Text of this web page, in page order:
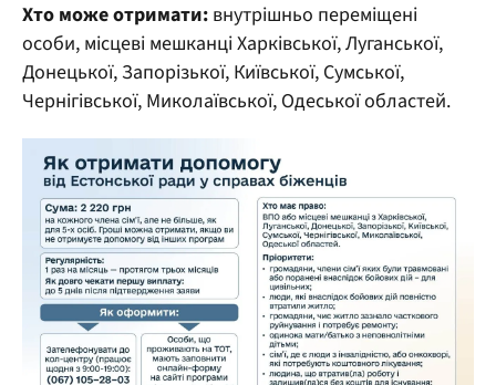
Хто може отримати: внутрішньо переміщені
особи, місцеві мешканці Харківської, Луганської,
Донецької, Запорізької, Київської, Сумської,
Чернігівської, Миколаївської, Одеської областей.